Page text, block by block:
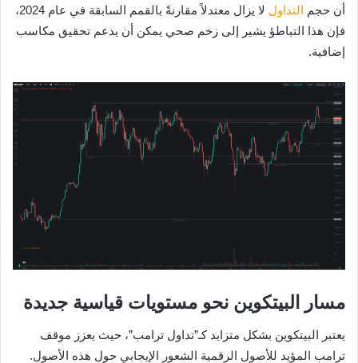
أن حجم التداول
لا يزال معتدلاً مقارنةً بالقمم السابقة في عام 2024،
فإن هذا التباطؤ يشير إلى زخم صحي يمكن أن يدعم تحقيق مكاسب
إضافية.
مسار البيتكوين نحو مستويات قياسية جديدة
يعتبر البيتكوين بشكل متزايد كـ”تداول ترامب”، حيث يعزز موقف
ترامب المؤيد للأصول الرقمية الشعور الإيجابي حول هذه الأصول.